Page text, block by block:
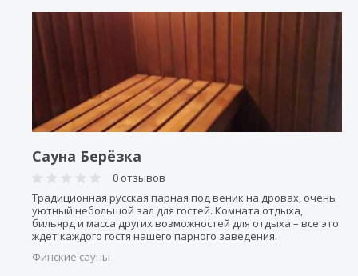
Сауна Берёзка
0 отзывов
Традиционная русская парная под веник на дровах, очень
уютный небольшой зал для гостей. Комната отдыха,
бильярд и масса других возможностей для отдыха – все это
ждет каждого гостя нашего парного заведения.
Финские сауны